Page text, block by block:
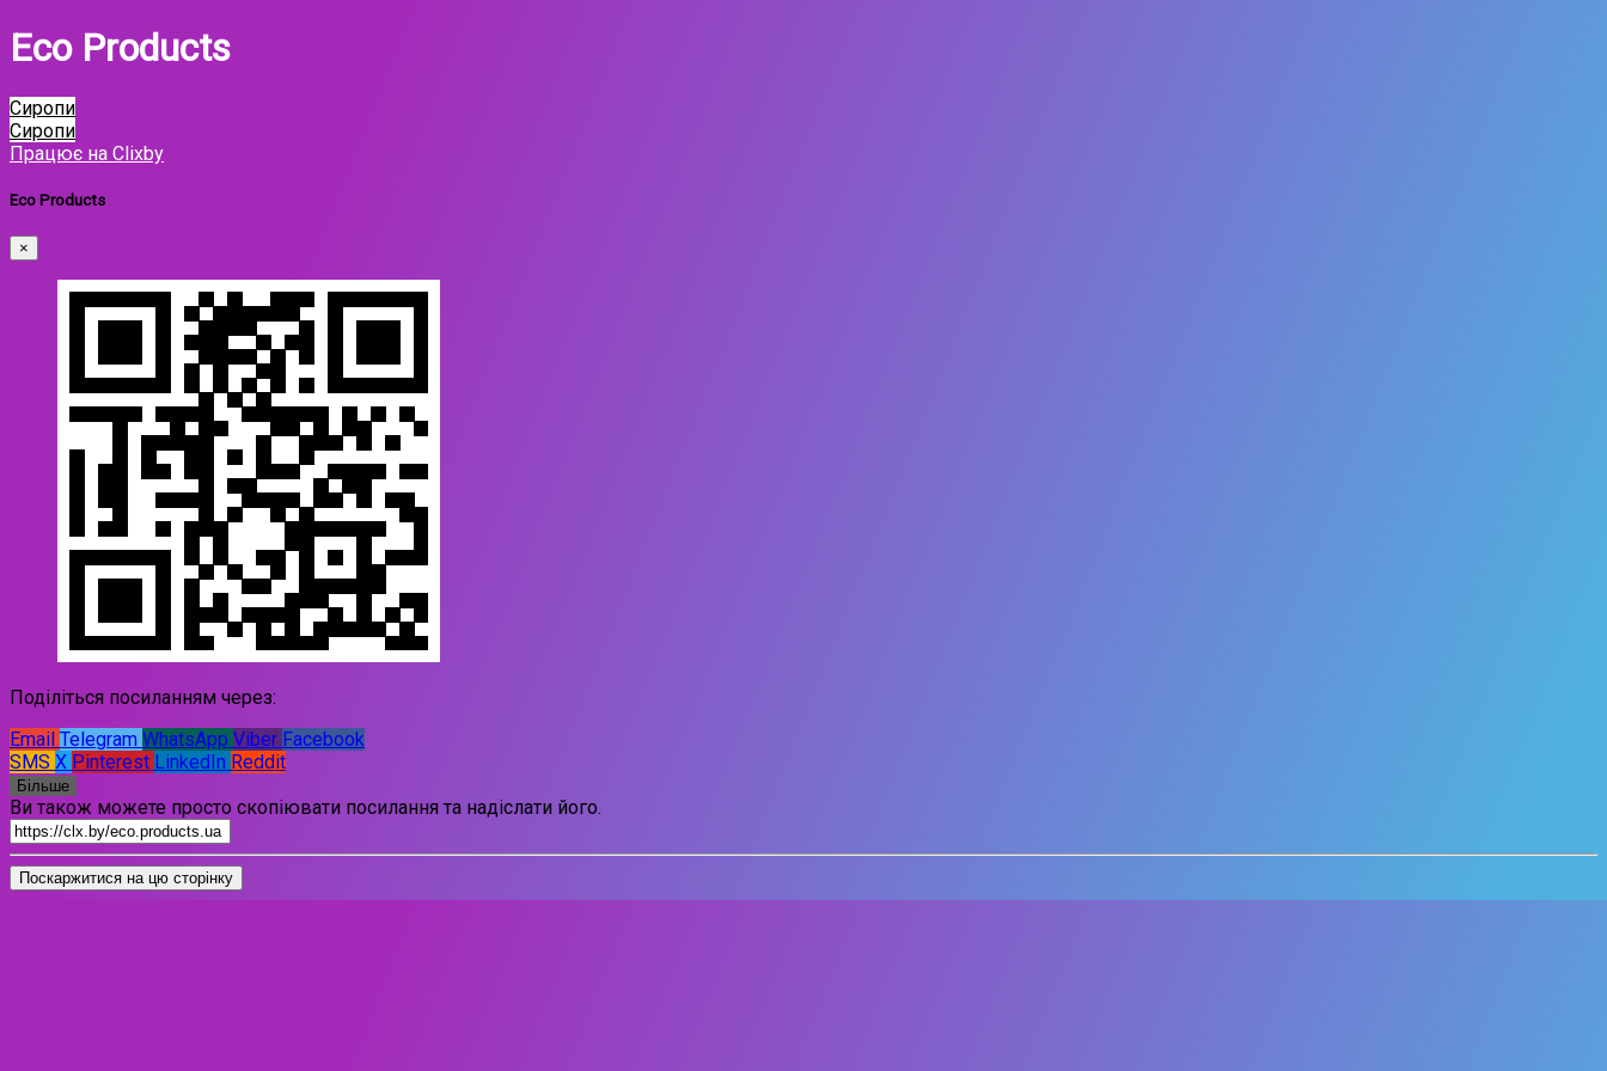
Eco Products
Сиропи
Сиропи
Працює на Clixby
Eco Products
×
Поділіться посиланням через:
Email Telegram WhatsApp Viber Facebook
SMS X Pinterest LinkedIn Reddit
Більше
Ви також можете просто скопіювати посилання та надіслати його.
Поскаржитися на цю сторінку